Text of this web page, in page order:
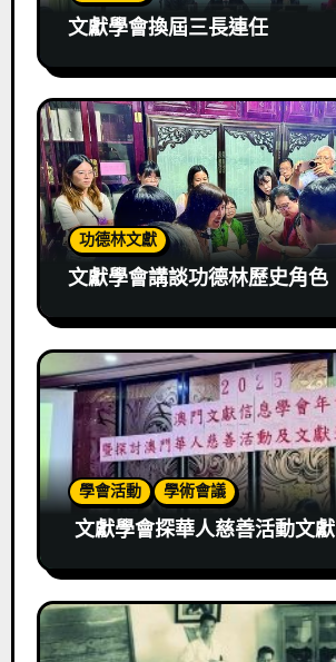
文獻學會換屆三長連任
功德林文獻
文獻學會講談功德林歷史角色
學會活動 學術會議
文獻學會探華人慈善活動文獻